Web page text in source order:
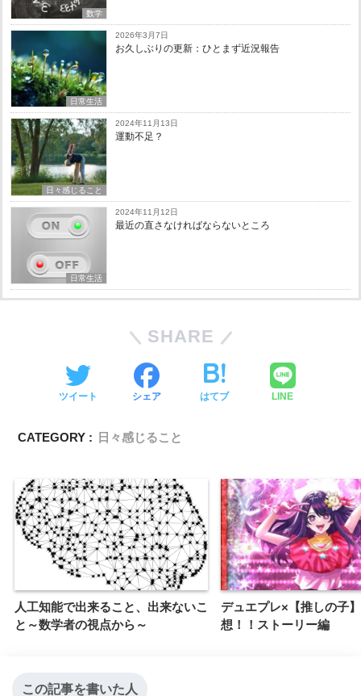
数学
日常生活
2026年3月7日
お久しぶりの更新：ひとまず近況報告
日々感じること
2024年11月13日
運動不足？
日常生活
2024年11月12日
最近の直さなければならないところ
SHARE
ツイート シェア はてブ LINE
CATEGORY : 日々感じること
人工知能で出来ること、出来ないこ
と～数学者の視点から～
デュエプレ×【推しの子
想！！ストーリー編
この記事を書いた人